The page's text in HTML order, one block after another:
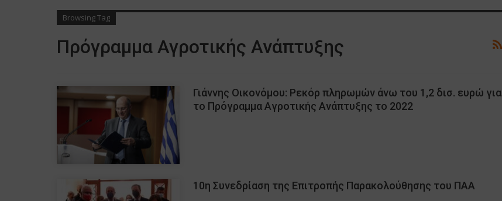
Browsing Tag
Πρόγραμμα Αγροτικής Ανάπτυξης
Γιάννης Οικονόμου: Ρεκόρ πληρωμών άνω του 1,2 δισ. ευρώ για
το Πρόγραμμα Αγροτικής Ανάπτυξης το 2022
10η Συνεδρίαση της Επιτροπής Παρακολούθησης του ΠΑΑ